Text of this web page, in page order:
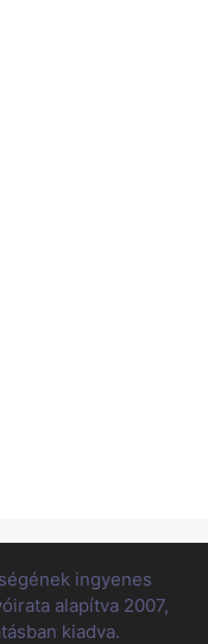
ingyenes
alapítva 2007,
kiadva.